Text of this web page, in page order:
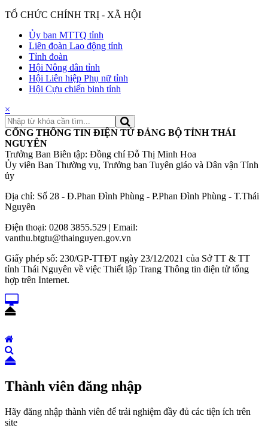
TỔ CHỨC CHÍNH TRỊ - XÃ HỘI
Ủy ban MTTQ tỉnh
Liên đoàn Lao động tỉnh
Tỉnh đoàn
Hội Nông dân tỉnh
Hội Liên hiệp Phụ nữ tỉnh
Hội Cựu chiến binh tỉnh
×
CỔNG THÔNG TIN ĐIỆN TỬ ĐẢNG BỘ TỈNH THÁI
NGUYÊN
Trưởng Ban Biên tập: Đồng chí Đỗ Thị Minh Hoa
Ủy viên Ban Thường vụ, Trưởng ban Tuyên giáo và Dân vận Tỉnh
ủy
Địa chỉ: Số 28 - Đ.Phan Đình Phùng - P.Phan Đình Phùng - T.Thái
Nguyên
Điện thoại: 0208 3855.529 | Email:
vanthu.btgtu@thainguyen.gov.vn
Giấy phép số: 230/GP-TTĐT ngày 23/12/2021 của Sở TT & TT
tỉnh Thái Nguyên về việc Thiết lập Trang Thông tin điện tử tổng
hợp trên Internet.
Thành viên đăng nhập
Hãy đăng nhập thành viên để trải nghiệm đầy đủ các tiện ích trên
site